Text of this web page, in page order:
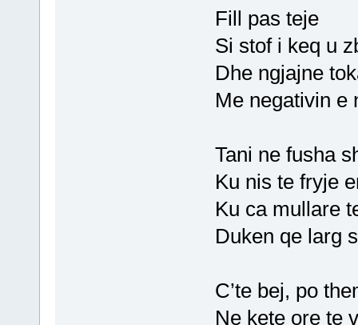
Fill pas teje
Si stof i keq u
Dhe ngjajne
Me negativin e
Tani ne fusha
Ku nis te fryje
Ku ca mullare
Duken qe larg
C’te bej, po
Ne kete ore te